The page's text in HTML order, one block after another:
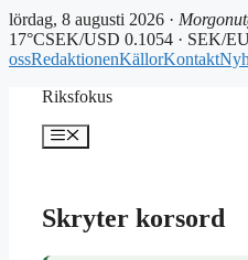
lördag, 8 augusti 2026 ·
17°CSEK/USD 0.1054 · SEK/
ossRedaktionenKällorKontakt
Riksfokus
Meny
Skryter korsord